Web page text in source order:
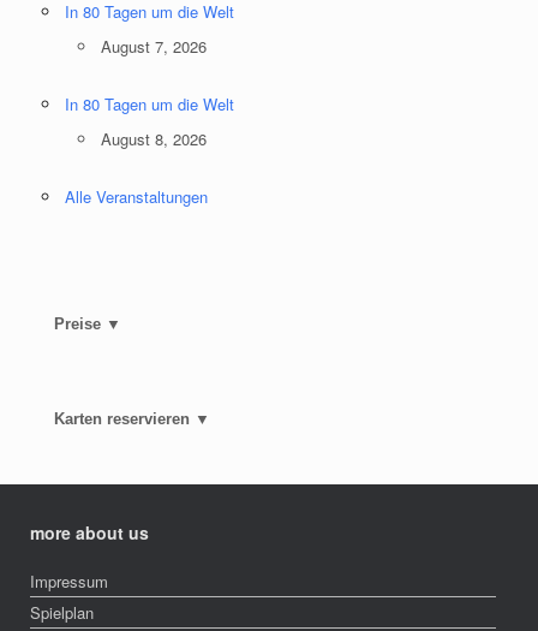
In 80 Tagen um die Welt
August 7, 2026
In 80 Tagen um die Welt
August 8, 2026
Alle Veranstaltungen
Preise ▼
Karten reservieren ▼
more about us
Impressum
Spielplan